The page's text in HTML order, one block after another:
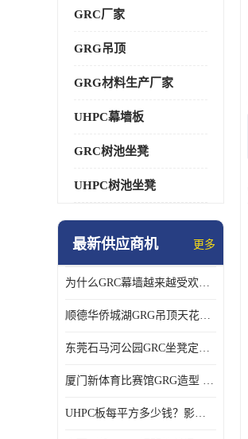
GRC厂家
GRG吊顶
GRG材料生产厂家
UHPC幕墙板
GRC树池坐凳
UHPC树池坐凳
最新供应商机 更多
为什么GRC幕墙越来越受欢迎？一起来了解GRC幕墙
顺德华侨城湖GRG吊顶天花GRG材料定制厂家饰纪上品
东莞石马河公园GRC坐凳定制选择广东饰纪上品GRC构件厂家
厦门新体育比赛馆GRG造型 GRG材料 广东GRG厂家
UHPC板每平方多少钱？影响价格的关键因素解析